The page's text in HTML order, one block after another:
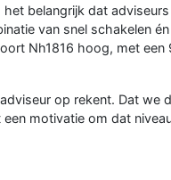
belangrijk dat
van snel schakelen
Nh1816 hoog, met een
op rekent. Dat we
motivatie om dat